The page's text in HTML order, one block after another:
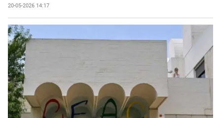
20-05-2026 14:17